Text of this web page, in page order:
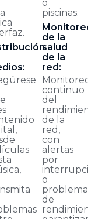
o
piscinas.
de la
salud
de la
red:
continuo
del
de la
red,
con
alertas
por
o
de